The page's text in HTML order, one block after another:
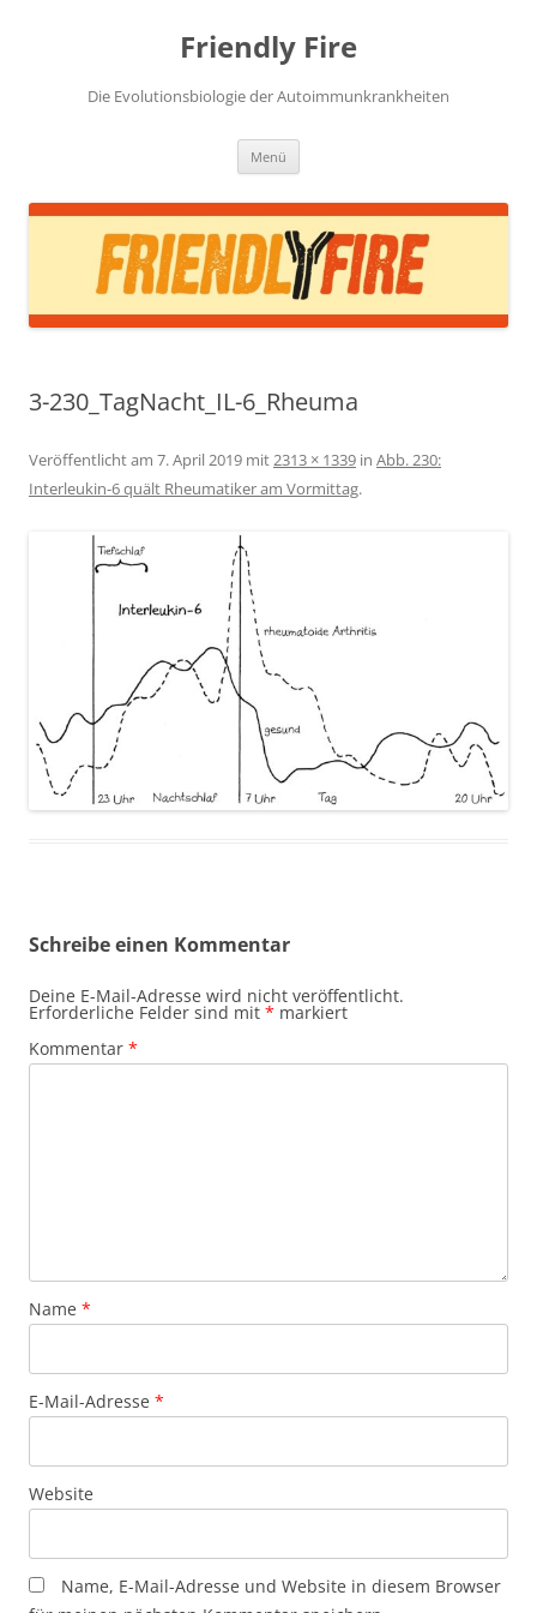
Friendly Fire
Die Evolutionsbiologie der Autoimmunkrankheiten
Menü
3-230_TagNacht_IL-6_Rheuma
Veröffentlicht am 7. April 2019 mit2313 × 1339 in Abb. 230:
Interleukin-6 quält Rheumatiker am Vormittag.
Schreibe einen Kommentar
Deine E-Mail-Adresse wird nicht veröffentlicht.
Erforderliche Felder sind mit * markiert
Kommentar *
Name *
E-Mail-Adresse *
Website
Name, E-Mail-Adresse und Website in diesem Browser